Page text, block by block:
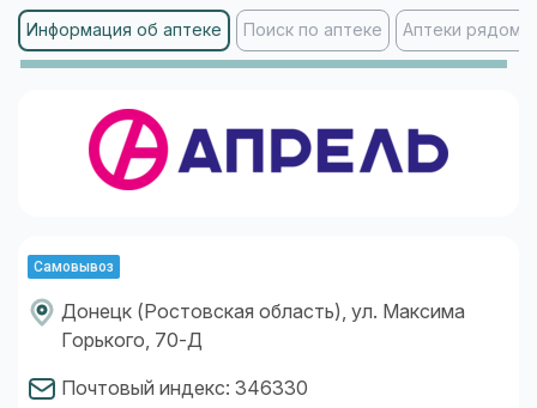
Информация об аптеке Поиск по аптеке Аптеки рядом
Самовывоз
Донецк (Ростовская область), ул. Максима
Горького, 70-Д
Почтовый индекс: 346330